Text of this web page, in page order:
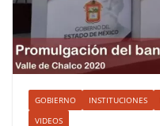
GOBIERNO INSTITUCIONES
VIDEOS